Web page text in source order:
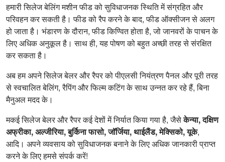
हमारी सिलेज बेलिंग मशीन फीड को सुविधाजनक स्थिति में संग्रहित और
परिवहन कर सकती है। फीड को रैप करने के बाद, फीड ऑक्सीजन से अलग
हो जाता है। भंडारण के दौरान, फीड किण्वित होता है, जो जानवरों के पाचन के
लिए अधिक अनुकूल है। साथ ही, यह पोषण को बहुत अच्छी तरह से संरक्षित
कर सकता है।
अब हम अपने सिलेज बेलर और रैपर को पीएलसी नियंत्रण पैनल और पूरी तरह
से स्वचालित बेलिंग, रैपिंग और फिल्म कटिंग के साथ उन्नत कर रहे हैं, बिना
मैनुअल मदद के।
मकई सिलेज बेलर और रैपर कई देशों में निर्यात किया गया है, जैसेकेन्या, दक्षिण
अफ्रीका, अल्जीरिया, बुर्किना फासो, जॉर्जिया, थाईलैंड, मेक्सिको, यूके,
आदि। अपने व्यवसाय को सुविधाजनक बनाने के लिए अधिक जानकारी प्राप्त
करने के लिए हमसे संपर्क करें!